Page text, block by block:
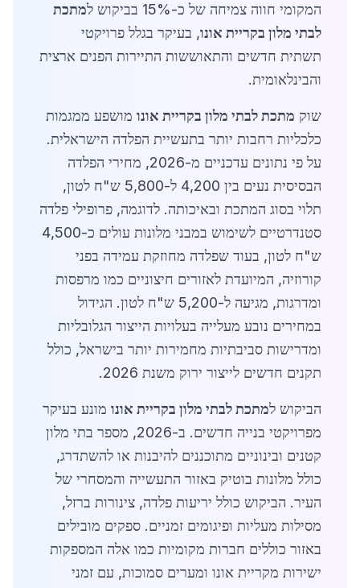
המקומי חווה צמיחה של כ-15% בביקוש ל
מתכת
לבתי מלון בקריית אונו, בעיקר בגלל פרויקטי
תשתית חדשים והתאוששות התיירות הפנים ארצית
והבינלאומית.
שוק מתכת לבתי מלון בקריית אונו מושפע ממגמות
כלכליות רחבות יותר בתעשיית הפלדה הישראלית.
על פי נתונים עדכניים מ-2026, מחירי הפלדה
הבסיסית נעים בין 4,200 ל-5,800 ש"ח לטון,
תלוי בסוג המתכת ובאיכותה. לדוגמה, פרופילי פלדה
סטנדרטיים לשימוש במבני מלונות עולים כ-4,500
ש"ח לטון, בעוד שפלדה מחוזקת עמידה בפני
קורוזיה, המיועדת לאזורים חיצוניים כמו מרפסות
ומדרגות, מגיעה ל-5,200 ש"ח לטון. הגידול
במחירים נובע מעלייה בעלויות הייצור הגלובליות
ומדרישות סביבתיות מחמירות יותר בישראל, כולל
תקנים חדשים לייצור ירוק משנת 2026.
הביקוש למתכת לבתי מלון בקריית אונו מונע בעיקר
מפרויקטי בנייה חדשים. ב-2026, מספר בתי מלון
קטנים ובינוניים מתוכננים להיבנות או להשתדרג,
כולל מלונות בוטיק באזור התעשייה והמסחרי של
העיר. הביקוש כולל יריעות פלדה, צינורות ברזל,
מסילות מעליות ופיגומים זמניים. ספקים מובילים
באזור כוללים חברות מקומיות כמו אלה המספקות
ישירות מקריית אונו ומערים סמוכות, עם זמני